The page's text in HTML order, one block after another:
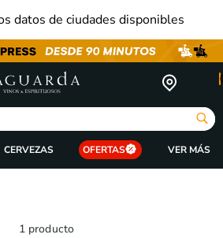
datos de ciudades disponibles
CERVEZAS OFERTAS
1 producto